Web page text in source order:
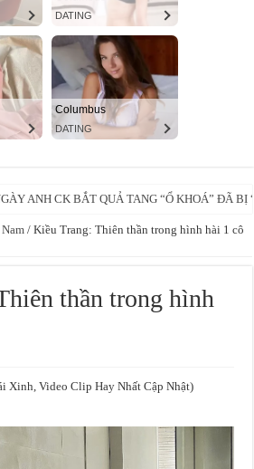
lúc mẹ bị cớp =)))
/ Kiều Trang: Thiên thần trong hình hài 1 cô
thần trong hình
Xinh, Video Clip Hay Nhất Cập Nhật)